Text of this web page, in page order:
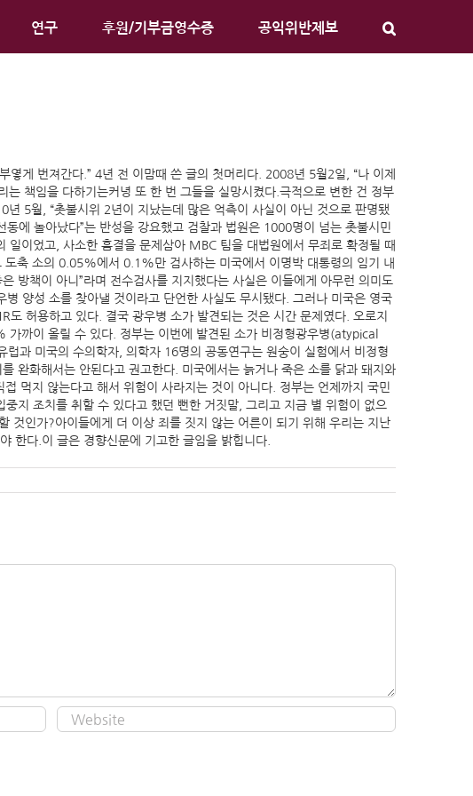
연구 후원/기부금영수증 공익위반제보
게 번져간다.” 4년 전 이맘때 쓴 글의 첫머리다. 2008년 5월2일, “나 이제
책임을 다하기는커녕 또 한 번 그들을 실망시켰다.극적으로 변한 건 정부
5월, “촛불시위 2년이 지났는데 많은 억측이 사실이 아닌 것으로 판명됐
에 놀아났다”는 반성을 강요했고 검찰과 법원은 1000명이 넘는 촛불시민
이었고, 사소한 흠결을 문제삼아 MBC 팀을 대법원에서 무죄로 확정될 때
축 소의 0.05%에서 0.1%만 검사하는 미국에서 이명박 대통령의 임기 내
방책이 아니”라며 전수검사를 지지했다는 사실은 이들에게 아무런 의미도
양성 소를 찾아낼 것이라고 단언한 사실도 무시됐다. 그러나 미국은 영국
허용하고 있다. 결국 광우병 소가 발견되는 것은 시간 문제였다. 오로지
까이 올릴 수 있다. 정부는 이번에 발견된 소가 비정형광우병(atypical
과 미국의 수의학자, 의학자 16명의 공동연구는 원숭이 실험에서 비정형
완화해서는 안된다고 권고한다. 미국에서는 늙거나 죽은 소를 닭과 돼지와
먹지 않는다고 해서 위험이 사라지는 것이 아니다. 정부는 언제까지 국민
지 조치를 취할 수 있다고 했던 뻔한 거짓말, 그리고 지금 별 위험이 없으
것인가?아이들에게 더 이상 죄를 짓지 않는 어른이 되기 위해 우리는 지난
한다.이 글은 경향신문에 기고한 글임을 밝힙니다.